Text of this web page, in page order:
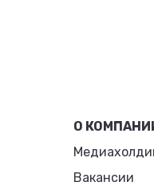
О
Вакансии